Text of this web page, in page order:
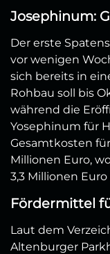
Josephinum:
Der erste
vor wenigen
sich bereits in
Rohbau soll bis
während die
Yosephinum für
Gesamtkosten
Millionen Euro,
3,3 Millionen
Fördermittel
Laut dem
Altenburger